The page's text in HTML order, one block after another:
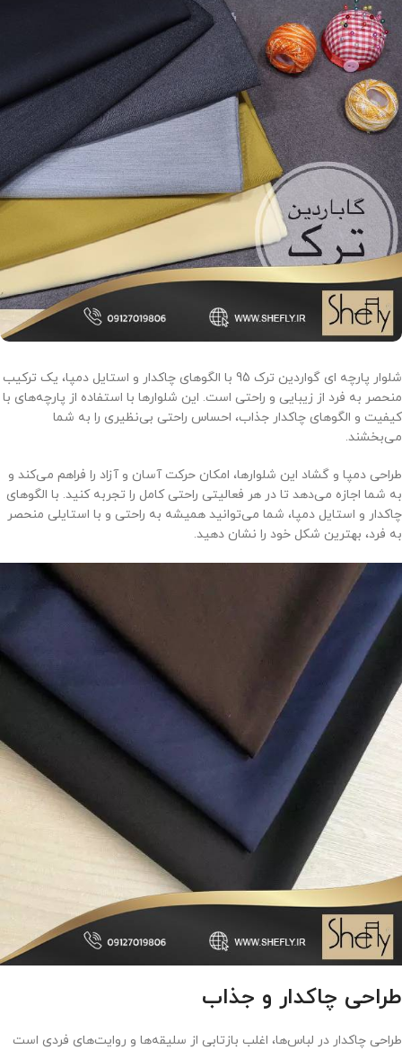
شلوار پارچه ای گواردین ترک 95 با الگوهای چاکدار و استایل دمپا، یک ترکیب
منحصر به فرد از زیبایی و راحتی است. این شلوارها با استفاده از پارچه‌های با
کیفیت و الگوهای چاکدار جذاب، احساس راحتی بی‌نظیری را به شما
می‌بخشند.
طراحی دمپا و گشاد این شلوارها، امکان حرکت آسان و آزاد را فراهم می‌کند و
به شما اجازه می‌دهد تا در هر فعالیتی راحتی کامل را تجربه کنید. با الگوهای
چاکدار و استایل دمپا، شما می‌توانید همیشه به راحتی و با استایلی منحصر
به فرد، بهترین شکل خود را نشان دهید.
طراحی چاکدار و جذاب
طراحی چاکدار در لباس‌ها، اغلب بازتابی از سلیقه‌ها و روایت‌های فردی است